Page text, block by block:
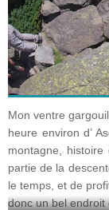
Mon ventre
heure environ d’
montagne, histoire
partie de la
le temps, et de
donc un bel endroit